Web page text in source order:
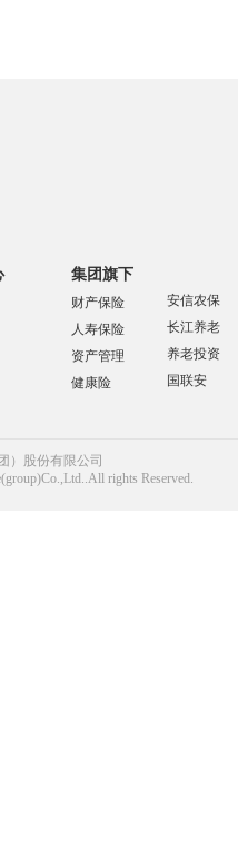
集团旗下
财产保险
人寿保险
资产管理
健康险
安信农保
长江养老
养老投资
国联安
）股份有限公司
rights Reserved.